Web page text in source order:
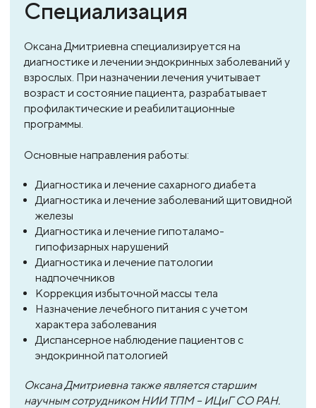
Специализация
Оксана Дмитриевна специализируется на
диагностике и лечении эндокринных заболеваний у
взрослых. При назначении лечения учитывает
возраст и состояние пациента, разрабатывает
профилактические и реабилитационные
программы.
Основные направления работы:
Диагностика и лечение сахарного диабета
Диагностика и лечение заболеваний щитовидной
железы
Диагностика и лечение гипоталамо-
гипофизарных нарушений
Диагностика и лечение патологии
надпочечников
Коррекция избыточной массы тела
Назначение лечебного питания с учетом
характера заболевания
Диспансерное наблюдение пациентов с
эндокринной патологией
Оксана Дмитриевна также является старшим
научным сотрудником НИИ ТПМ – ИЦиГ СО РАН.